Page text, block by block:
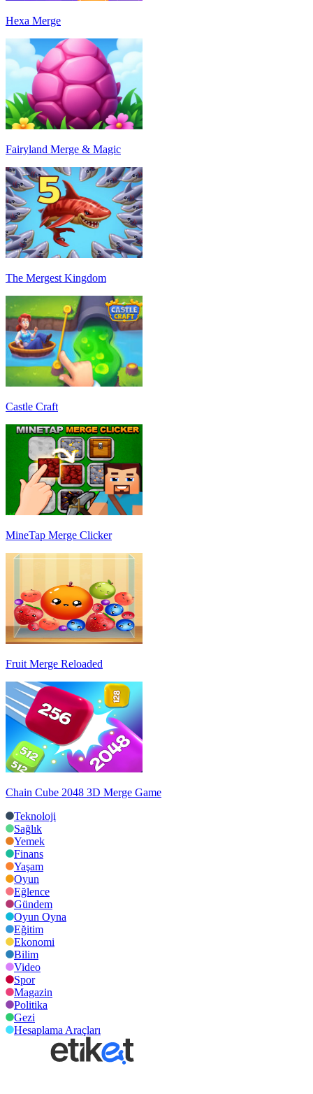
Hexa Merge
Fairyland Merge & Magic
The Mergest Kingdom
Castle Craft
MineTap Merge Clicker
Fruit Merge Reloaded
Chain Cube 2048 3D Merge Game
Teknoloji
Sağlık
Yemek
Finans
Yaşam
Oyun
Eğlence
Gündem
Oyun Oyna
Eğitim
Ekonomi
Bilim
Video
Spor
Magazin
Politika
Gezi
Hesaplama Araçları